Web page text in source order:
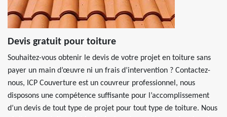
Devis gratuit pour toiture
Souhaitez-vous obtenir le devis de votre projet en toiture sans
payer un main d’œuvre ni un frais d’intervention ? Contactez-
nous, ICP Couverture est un couvreur professionnel, nous
disposons une compétence suffisante pour l’accomplissement
d’un devis de tout type de projet pour tout type de toiture. Nous